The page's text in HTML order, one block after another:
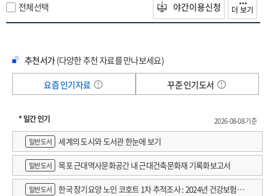
전체선택 야간이용신청 더 보기
추천서가(다양한 추천 자료를 만나보세요)
요즘 인기자료
꾸준 인기도서
* 일간 인기
2026-08-08 기준
일반도서
세계의 도시와 도서관 한눈에 보기
일반도서 목포 근대역사문화공간 내 근대건축문화재 기록화보고서
일반도서
한국 장기요양 노인 코호트 1차 추적조사 : 2024년 건강보험연